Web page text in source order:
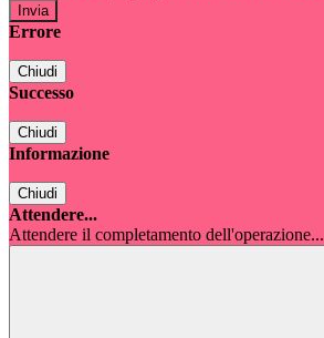
Errore
Chiudi
Successo
Chiudi
Informazione
Chiudi
Attendere...
Attendere il completamento dell'operazione...